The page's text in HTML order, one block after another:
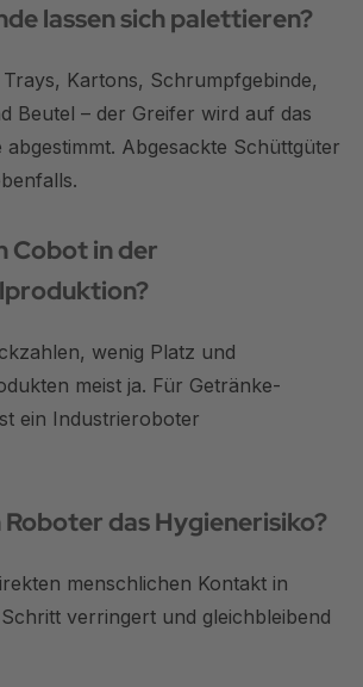
lassen sich palettieren?
Kartons, Schrumpfgebinde,
Beutel – der Greifer wird auf das
abgestimmt. Abgesackte Schüttgüter
Cobot in der
wenig Platz und
meist ja. Für Getränke-
ein Industrieroboter
Roboter das Hygienerisiko?
menschlichen Kontakt in
verringert und gleichbleibend